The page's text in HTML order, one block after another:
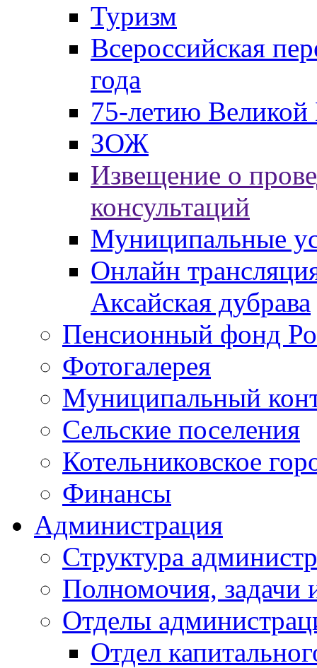
Туризм
Всероссийская
года
75-летию
ЗОЖ
Извещение о
консультаций
Муниципальные
Онлайн
Аксайская дубрава
Пенсионный фонд
Фотогалерея
Муниципальный
Сельские поселения
Котельниковское
Финансы
Администрация
Структура
Полномочия, задачи
Отделы
Отдел